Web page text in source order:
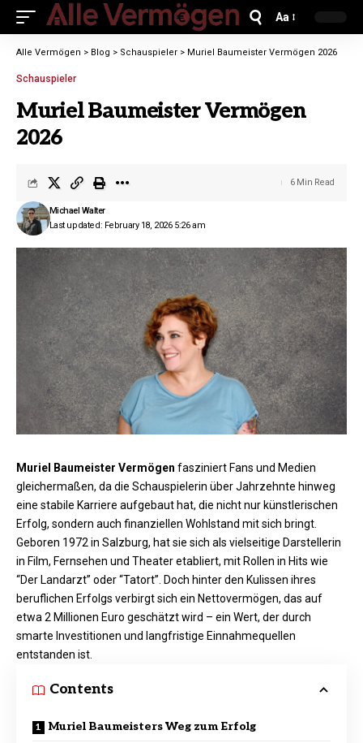
Aa
Alle Vermögen > Blog > Schauspieler > Muriel Baumeister Vermögen 2026
Schauspieler
Muriel Baumeister Vermögen
2026
Last updated: February 18, 2026 5:26 am
Michael Walter
6 Min Read
Muriel Baumeister Vermögen fasziniert Fans und Medien
gleichermaßen, da die Schauspielerin über Jahrzehnte hinweg
eine stabile Karriere aufgebaut hat, die nicht nur künstlerischen
Erfolg, sondern auch finanziellen Wohlstand mit sich bringt.
Geboren 1972 in Salzburg, hat sie sich als vielseitige Darstellerin
in Film, Fernsehen und Theater etabliert, mit Rollen in Hits wie
“Der Landarzt” oder “Tatort”. Doch hinter den Kulissen ihres
beruflichen Erfolgs verbirgt sich ein Nettovermögen, das auf
etwa 2 Millionen Euro geschätzt wird – ein Wert, der durch
smarte Investitionen und langfristige Einnahmequellen
entstanden ist.
Contents
Muriel Baumeisters Weg zum Erfolg